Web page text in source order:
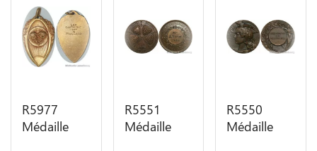
R5977
Médaille
R5551
Médaille
R5550
Médaille